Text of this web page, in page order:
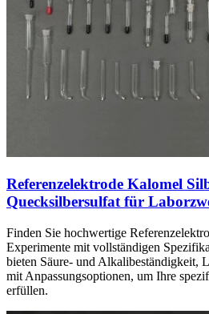
Referenzelektrode Kalomel
Quecksilbersulfat für
Finden Sie hochwertige
Experimente mit vollständigen
bieten Säure- und Alkalibeständigkeit,
mit Anpassungsoptionen, um Ihre
erfüllen.